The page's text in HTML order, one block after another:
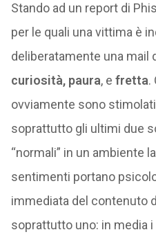
Stando ad un report di
per le quali una vittima è
deliberatamente una mail
curiosità, paura, e fretta.
ovviamente sono
soprattutto gli ultimi due
“normali” in un ambiente
sentimenti portano
immediata del contenuto
soprattutto uno: in media